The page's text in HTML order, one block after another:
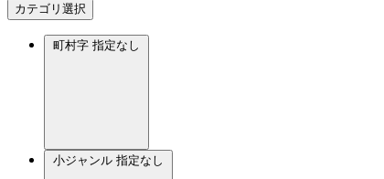
カテゴリ選択
町村字 指定なし
小ジャンル 指定なし